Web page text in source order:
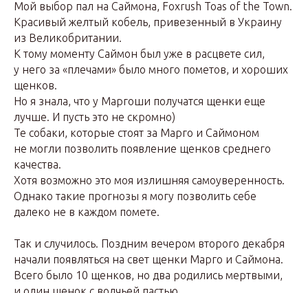
Мой выбор пал на Саймона, Foxrush Toas of the Town.
Красивый желтый кобель, привезенный в Украину
из Великобритании.
К тому моменту Саймон был уже в расцвете сил,
у него за «плечами» было много пометов, и хороших
щенков.
Но я знала, что у Маргоши получатся щенки еще
лучше. И пусть это не скромно)
Те собаки, которые стоят за Марго и Саймоном
не могли позволить появление щенков среднего
качества.
Хотя возможно это моя излишняя самоуверенность.
Однако такие прогнозы я могу позволить себе
далеко не в каждом помете.
Так и случилось. Поздним вечером второго декабря
начали появляться на свет щенки Марго и Саймона.
Всего было 10 щенков, но два родились мертвыми,